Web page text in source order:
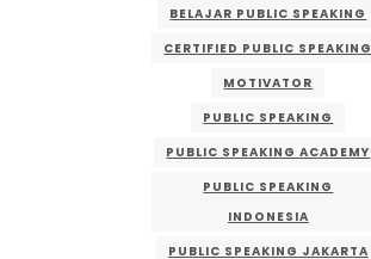
BELAJAR PUBLIC SPEAKING
CERTIFIED PUBLIC SPEAKING
MOTIVATOR
PUBLIC SPEAKING
PUBLIC SPEAKING ACADEMY
PUBLIC SPEAKING
INDONESIA
PUBLIC SPEAKING JAKARTA